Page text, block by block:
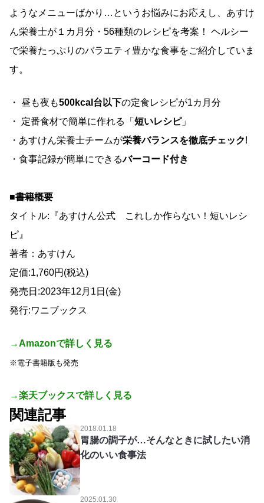
ようなメニューばかり…というお悩みにお応えし、あすけ
ん栄養士が１カ月分・56種類のレシピを考案！ ヘルシー
で栄養たっぷりのバラエティ豊かな食事をご紹介していま
す。
・ 昼も夜も500kcal台以下の定食レシピが1カ月分
・ 定番食材で簡単に作れる「 短いレシピ」
・あすけん栄養士チームが栄養バランスを徹底チェック!
・食事記録が簡単にできるバーコード付き
■書籍概要
タイトル:『あすけん公式 これしか作らない！短いレシ
ピ』
著者：あすけん
定価:1,760円(税込)
発売日:2023年12月1日(金)
発行:ワニブックス
→Amazonで詳しく見る
※電子書籍版も発売
→楽天ブックスで詳しく見る
関連記事
2018.01.18
胃腸の調子が…そんなときに試したい消
化のいい食事法
2025.01.30